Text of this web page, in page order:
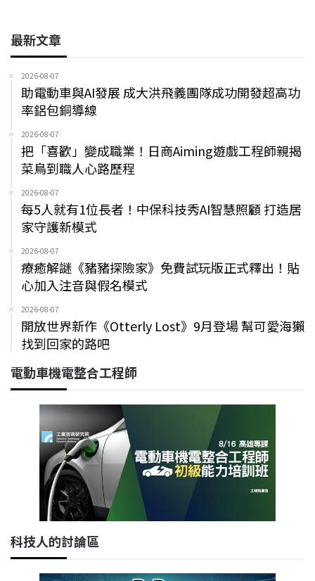
最新文章
2026-08-07
助電動車與AI發展 成大洪飛義團隊成功開發超高功
率鋁包銅導線
2026-08-07
把「喜歡」變成職業！日商Aiming遊戲工程師親揭
菜鳥到職人心路歷程
2026-08-07
每5人就有1位長者！中保科技秀AI智慧照顧 打造居
家守護新模式
2026-08-07
療癒解謎《豬豬探險家》免費試玩版正式釋出！貼
心加入注音與假名模式
2026-08-07
開放世界新作《Otterly Lost》9月登場 幫可愛海獺
找到回家的路吧
電動車機電整合工程師
科技人的討論區